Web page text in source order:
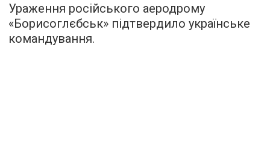
Ураження російського аеродрому
«Борисоглєбськ» підтвердило українське
командування.